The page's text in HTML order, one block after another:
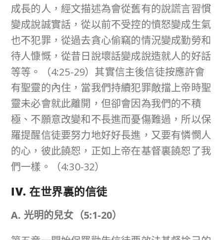
成長的人，經文描述為會從舊有的說謊言習慣
變成說誠實話，從以前不受控的憤怒變成生氣
也不犯罪，從過去貪心偷竊的情況變成勤勞和
待人慷慨，從昔日說壞話變成說造就人的好話
等等。（4:25-29）其實信主後信徒按應許會
有聖靈的內住，當我們持續犯罪敵擋上帝時聖
靈未必會就此離開，但卻會因為我們的不積
極、不願意改變和不長進而憂傷難過，所以保
羅提醒信徒要努力地好好長進，又要有憐憫人
的心，彼此饒恕，正如上帝在基督裏饒恕了我
們一樣。（4:30-32）
IV. 在世界裏的信徒
A. 光明的兒女（5:1-20）